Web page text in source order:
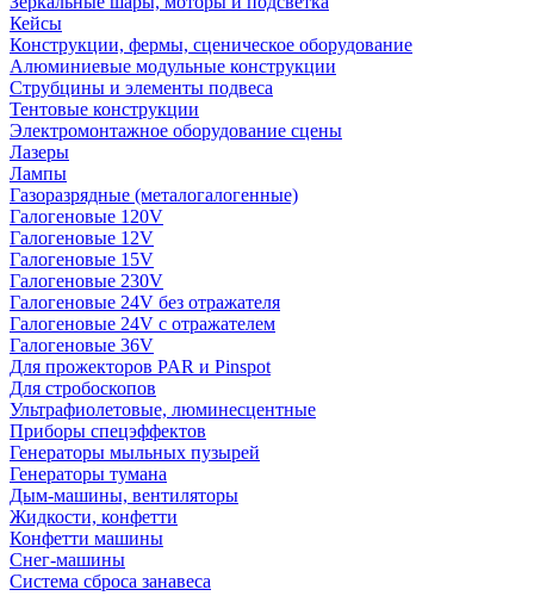
Кейсы
Конструкции, фермы, сценическое оборудование
Алюминиевые модульные конструкции
Струбцины и элементы подвеса
Тентовые конструкции
Электромонтажное оборудование сцены
Лазеры
Лампы
Газоразрядные (металогалогенные)
Галогеновые 120V
Галогеновые 12V
Галогеновые 15V
Галогеновые 230V
Галогеновые 24V без отражателя
Галогеновые 24V с отражателем
Галогеновые 36V
Для прожекторов PAR и Pinspot
Для стробоскопов
Ультрафиолетовые, люминесцентные
Приборы спецэффектов
Генераторы мыльных пузырей
Генераторы тумана
Дым-машины, вентиляторы
Жидкости, конфетти
Конфетти машины
Снег-машины
Система сброса занавеса